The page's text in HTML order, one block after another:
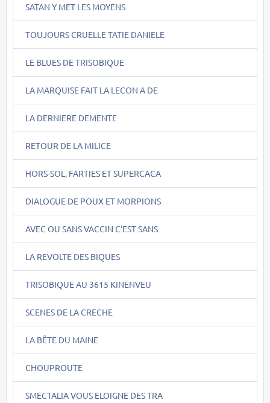
SATAN Y MET LES MOYENS
TOUJOURS CRUELLE TATIE DANIELE
LE BLUES DE TRISOBIQUE
LA MARQUISE FAIT LA LECON A DE
LA DERNIERE DEMENTE
RETOUR DE LA MILICE
HORS-SOL, FARTIES ET SUPERCACA
DIALOGUE DE POUX ET MORPIONS
AVEC OU SANS VACCIN C'EST SANS
LA REVOLTE DES BIQUES
TRISOBIQUE AU 3615 KINENVEU
SCENES DE LA CRECHE
LA BÊTE DU MAINE
CHOUPROUTE
SMECTALIA VOUS ELOIGNE DES TRA